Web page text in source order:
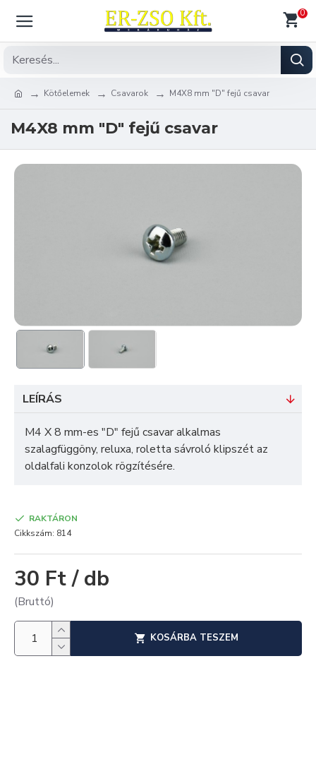
0
Kötőelemek Csavarok M4X8 mm "D" fejű csavar
M4X8 mm "D" fejű csavar
LEÍRÁS
M4 X 8 mm-es "D" fejű csavar alkalmas
szalagfüggöny, reluxa, roletta sávroló klipszét az
oldalfali konzolok rögzítésére.
30 Ft / db
(Bruttó)
RAKTÁRON
Cikkszám: 814
KOSÁRBA TESZEM